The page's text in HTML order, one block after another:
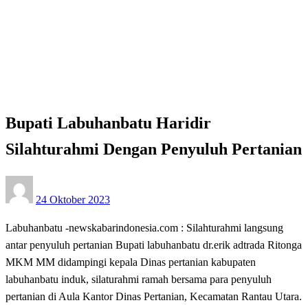
Bupati Labuhanbatu Haridir
Silahturahmi Dengan Penyuluh Pertanian
on
24 Oktober 2023
Labuhanbatu -newskabarindonesia.com : Silahturahmi langsung
antar penyuluh pertanian Bupati labuhanbatu dr.erik adtrada Ritonga
MKM MM didampingi kepala Dinas pertanian kabupaten
labuhanbatu induk, silaturahmi ramah bersama para penyuluh
pertanian di Aula Kantor Dinas Pertanian, Kecamatan Rantau Utara.